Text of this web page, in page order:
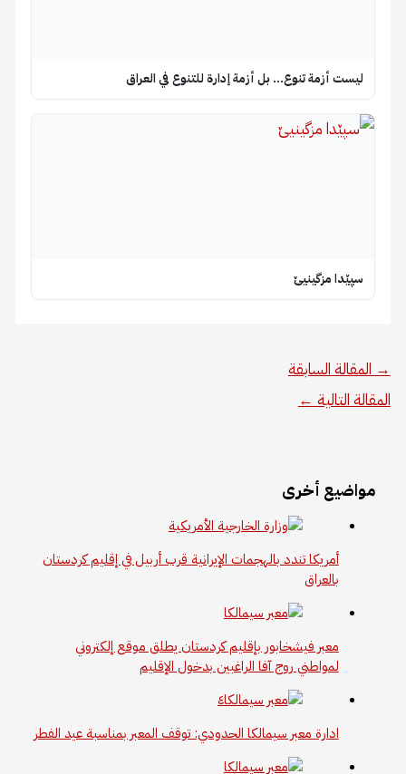
ليست أزمة تنوع… بل أزمة إدارة للتنوع في العراق
سپێدا مزگینیێ
→ المقالة السابقة
المقالة التالية ←
مواضيع أخرى
أمريكا تندد بالهجمات الإيرانية قرب أربيل في إقليم كردستان
بالعراق
معبر فيشخابور بإقليم كردستان يطلق موقع إلكتروني
لمواطني روج آفا الراغبين بدخول الإقليم
ادارة معبر سيمالكا الحدودي: توقف المعبر بمناسبة عيد الفطر